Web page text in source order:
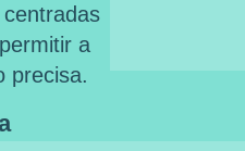
a
precisa.